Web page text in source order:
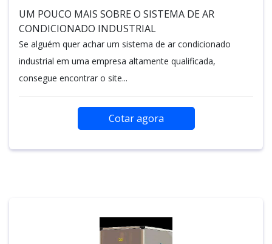
UM POUCO MAIS SOBRE O SISTEMA DE AR
CONDICIONADO INDUSTRIAL
Se alguém quer achar um sistema de ar condicionado
industrial em uma empresa altamente qualificada,
consegue encontrar o site...
Cotar agora